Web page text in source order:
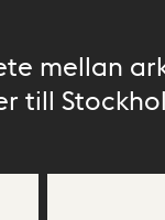
mellan
till